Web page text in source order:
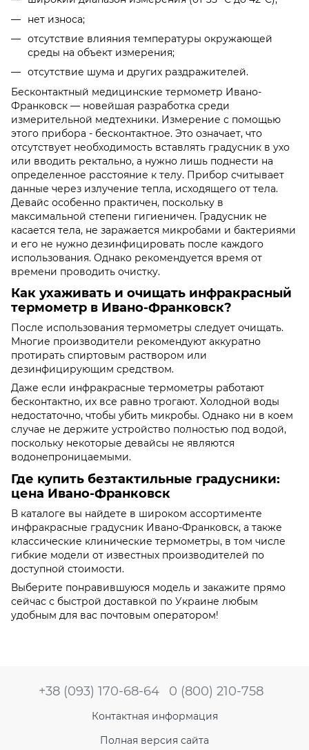
нет износа;
отсутствие влияния температуры окружающей
среды на объект измерения;
отсутствие шума и других раздражителей.
Бесконтактный медицинские термометр Ивано-
Франковск — новейшая разработка среди
измерительной медтехники. Измерение с помощью
этого прибора - бесконтактное. Это означает, что
отсутствует необходимость вставлять градусник в ухо
или вводить ректально, а нужно лишь поднести на
определенное расстояние к телу. Прибор считывает
данные через излучение тепла, исходящего от тела.
Девайс особенно практичен, поскольку в
максимальной степени гигиеничен. Градусник не
касается тела, не заражается микробами и бактериями
и его не нужно дезинфицировать после каждого
использования. Однако рекомендуется время от
времени проводить очистку.
Как ухаживать и очищать инфракрасный
термометр в Ивано-Франковск?
После использования термометры следует очищать.
Многие производители рекомендуют аккуратно
протирать спиртовым раствором или
дезинфицирующим средством.
Даже если инфракрасные термометры работают
бесконтактно, их все равно трогают. Холодной воды
недостаточно, чтобы убить микробы. Однако ни в коем
случае не держите устройство полностью под водой,
поскольку некоторые девайсы не являются
водонепроницаемыми.
Где купить безтактильные градусники:
цена Ивано-Франковск
В каталоге вы найдете в широком ассортименте
инфракрасные градусник Ивано-Франковск, а также
классические клинические термометры, в том числе
гибкие модели от известных производителей по
доступной стоимости.
Выберите понравившуюся модель и закажите прямо
сейчас с быстрой доставкой по Украине любым
удобным для вас почтовым оператором!
+38 (093) 170-68-64 0 (800) 210-758
Контактная информация
Полная версия сайта